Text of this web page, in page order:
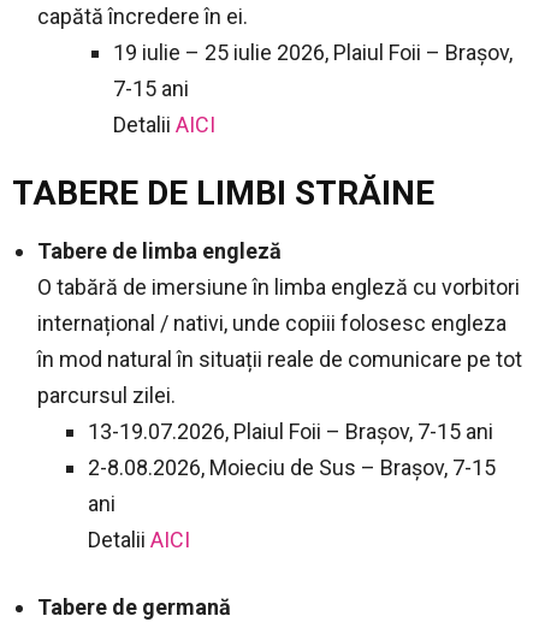
capătă încredere în ei.
19 iulie – 25 iulie 2026, Plaiul Foii – Brașov,
7-15 ani
Detalii AICI
TABERE DE LIMBI STRĂINE
Tabere de limba engleză
O tabără de imersiune în limba engleză cu vorbitori
internațional / nativi, unde copiii folosesc engleza
în mod natural în situații reale de comunicare pe tot
parcursul zilei.
13-19.07.2026, Plaiul Foii – Brașov, 7-15 ani
2-8.08.2026, Moieciu de Sus – Brașov, 7-15
ani
Detalii AICI
Tabere de germană